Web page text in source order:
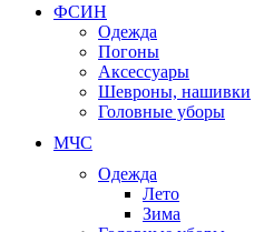
ФСИН
Одежда
Погоны
Аксессуары
Шевроны, нашивки
Головные уборы
МЧС
Одежда
Лето
Зима